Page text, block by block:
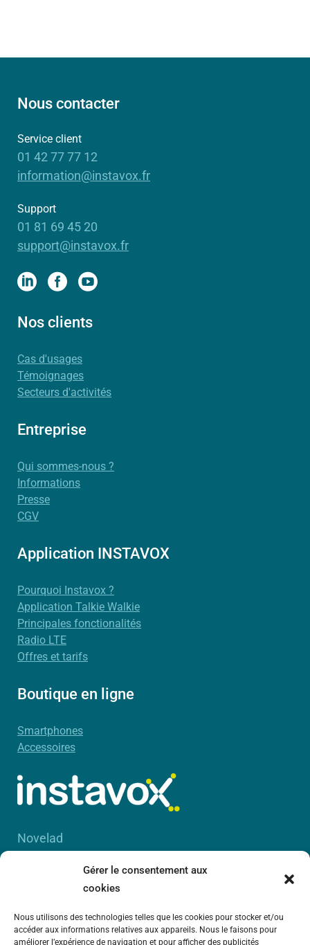
Gérer le consentement aux
cookies
Nous utilisons des technologies telles que les cookies pour stocker et/ou
accéder aux informations relatives aux appareils. Nous le faisons pour
améliorer l’expérience de navigation et pour afficher des publicités
Nous contacter
Service client
01 42 77 77 12
information@instavox.fr
Support
01 81 69 45 20
support@instavox.fr
Nos clients
Cas d'usages
Témoignages
Secteurs d'activités
Entreprise
Qui sommes-nous ?
Informations
Presse
CGV
Application INSTAVOX
Pourquoi Instavox ?
Application Talkie Walkie
Principales fonctionalités
Radio LTE
Offres et tarifs
Boutique en ligne
Smartphones
Accessoires
Novelad
RCS Paris B 450 885 942